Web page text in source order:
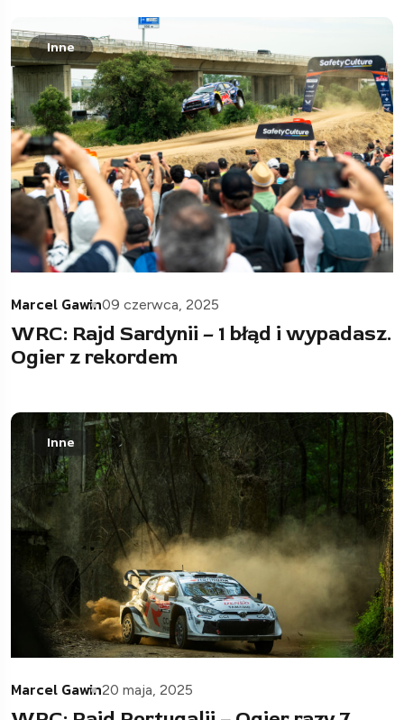
Inne
Marcel Gawin09 czerwca, 2025
WRC: Rajd Sardynii – 1 błąd i wypadasz.
Ogier z rekordem
Inne
Marcel Gawin20 maja, 2025